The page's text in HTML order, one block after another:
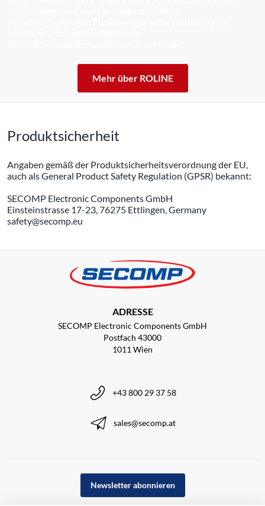
Mehr über ROLINE
Produktsicherheit
Angaben gemäß der Produktsicherheitsverordnung der EU,
auch als General Product Safety Regulation (GPSR) bekannt:
SECOMP Electronic Components GmbH
Einsteinstrasse 17-23, 76275 Ettlingen, Germany
safety@secomp.eu
ADRESSE
SECOMP Electronic Components GmbH
Postfach 43000
1011 Wien
+43 800 29 37 58
sales@secomp.at
Newsletter abonnieren